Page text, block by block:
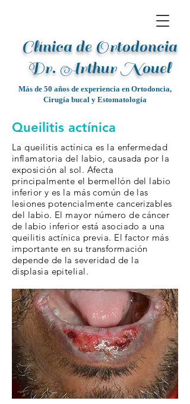
Clínica de Ortodoncia
Dr. Arthur Nouel
Más de 50 años de experiencia en Ortodoncia,
Cirugía bucal y Estomatología
Queilitis actínica
La queilitis actínica es la enfermedad
inflamatoria del labio, causada por la
exposición al sol. Afecta
principalmente el bermellón del labio
inferior y es la más común de las
lesiones potencialmente cancerizables
del labio. El mayor número de cáncer
de labio inferior está asociado a una
queilitis actínica previa. El factor más
importante en su transformación
depende de la severidad de la
displasia epitelial.